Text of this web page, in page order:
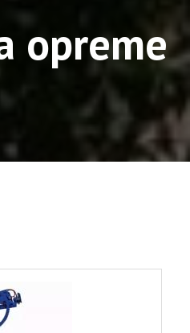
opreme